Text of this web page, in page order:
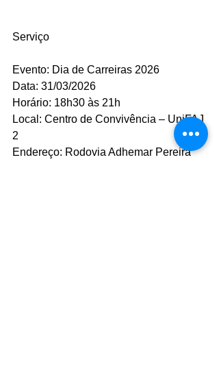
Serviço
Evento: Dia de Carreiras 2026
Data: 31/03/2026
Horário: 18h30 às 21h
Local: Centro de Convivência – UniFAJ
2
Endereço: Rodovia Adhemar Pereira